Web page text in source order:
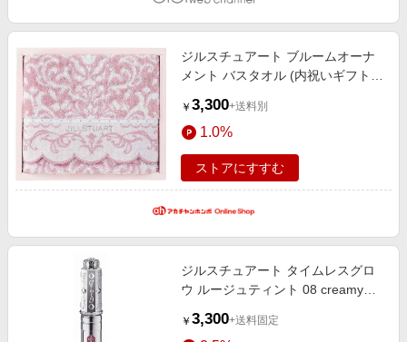
ジルスチュアート ブルームオーナ
メント バスタオル (内祝いギフト)
タオルギフト ブランドタオル
￥ 3,300+送料別
1.0%
ストアにすすむ
ジルスチュアート タイムレスグロ
ウ ルージュティント 08 creamy
￥ 3,300+送料固定